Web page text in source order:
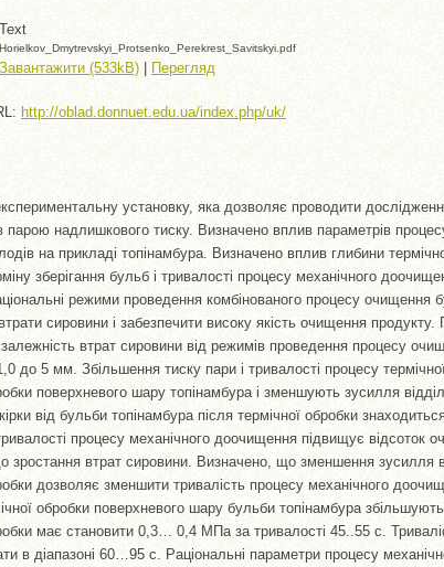
Text
Horielkov_Dmytrevskyi_Protsenko_Perekrest_Savitskyi.pdf
Завантажити (533kB) | Перегляд
http://oblad.donnuet.edu.ua/index.php/uk/
установку, яка дозволяє проводити
парою надлишкового тиску. Визначено вплив параметрів
на прикладі топінамбура. Визначено вплив глибини
зберігання бульб і тривалості процесу механічного
режими проведення комбінованого процесу очищення
втрати сировини і забезпечити високу якість очищення
втрат сировини від режимів проведення процесу
до 5 мм. Збільшення тиску пари і тривалості процесу
поверхневого шару топінамбура і зменшують зусилля
від бульби топінамбура після термічної обробки
процесу механічного доочищення підвищує відсоток
зростання втрат сировини. Визначено, що зменшення зусилля
дозволяє зменшити тривалість процесу механічного
обробки поверхневого шару бульби топінамбура
має становити 0,3… 0,4 МПа за тривалості 45..55 с.
в діапазоні 60…95 с. Раціональні параметри процесу